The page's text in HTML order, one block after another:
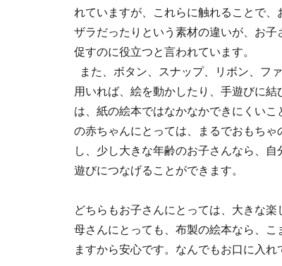
れていますが、これらに触れることで
ザラだったりという素材の違いが、お
促すのに役立つと言われています。
また、ボタン、スナップ、リボン、フ
用いれば、絵を動かしたり、手遊びに
は、紙の絵本ではなかなかできにくい
の赤ちゃんにとっては、まるでおもち
し、少し大きな年齢のお子さんなら、
遊びにつなげることができます。
どちらもお子さんにとっては、大きな
母さんにとっても、布製の絵本なら、
ますから安心です。なんでもお口に入